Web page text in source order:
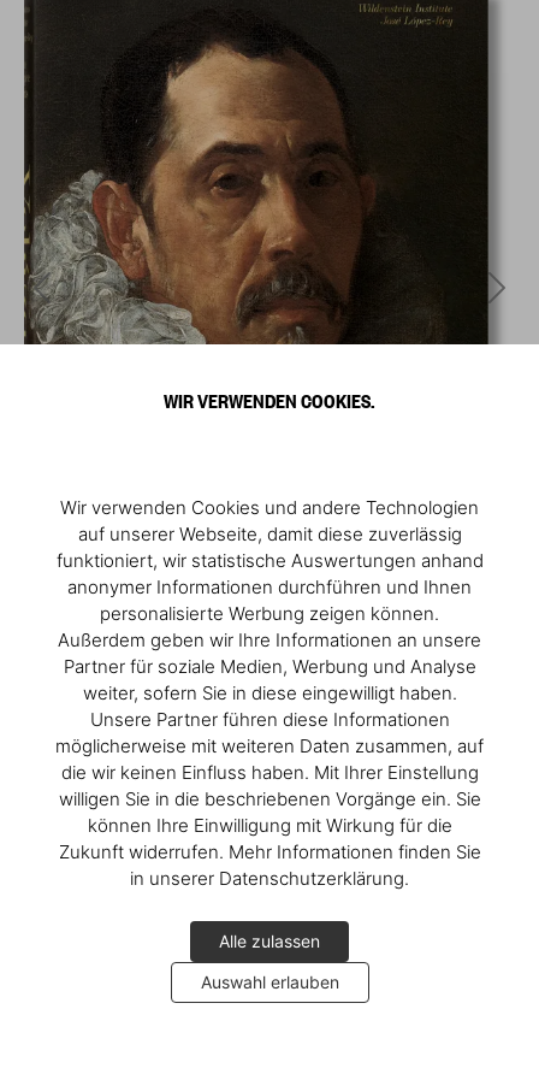
WIR VERWENDEN COOKIES.
Wir verwenden Cookies und andere Technologien
auf unserer Webseite, damit diese zuverlässig
funktioniert, wir statistische Auswertungen anhand
anonymer Informationen durchführen und Ihnen
personalisierte Werbung zeigen können.
Außerdem geben wir Ihre Informationen an unsere
Partner für soziale Medien, Werbung und Analyse
weiter, sofern Sie in diese eingewilligt haben.
Unsere Partner führen diese Informationen
möglicherweise mit weiteren Daten zusammen, auf
die wir keinen Einfluss haben. Mit Ihrer Einstellung
willigen Sie in die beschriebenen Vorgänge ein. Sie
können Ihre Einwilligung mit Wirkung für die
Zukunft widerrufen. Mehr Informationen finden Sie
in unserer Datenschutzerklärung.
Alle zulassen
Auswahl erlauben